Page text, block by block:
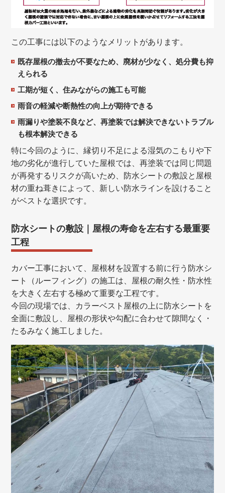
この工事には以下のようなメリットがあります。
既存屋根の撤去が不要なため、廃材が少なく、処分費も抑
えられる
工期が短く、住みながらの施工も可能
雨音の軽減や断熱性の向上が期待できる
雨漏りや塗装不良など、再塗装では解決できないトラブル
も根本解決できる
特に今回のように、縁切り不足による湿気のこもりや下
地の劣化が進行していた屋根では、再塗装では同じ問題
が再発するリスクが高いため、防水シートの敷設と屋根
材の重ね葺きによって、新しい防水ラインを設けること
がベストな選択です。
防水シートの敷設｜屋根の寿命を左右する最重要
工程
カバー工事において、屋根材を設置する前に行う防水シ
ート（ルーフィング）の施工は、屋根の耐久性・防水性
を大きく左右する極めて重要な工程です。
今回の現場では、カラーベスト屋根の上に防水シートを
全面に敷設し、屋根の形状や勾配に合わせて隙間なく・
たるみなく施工しました。